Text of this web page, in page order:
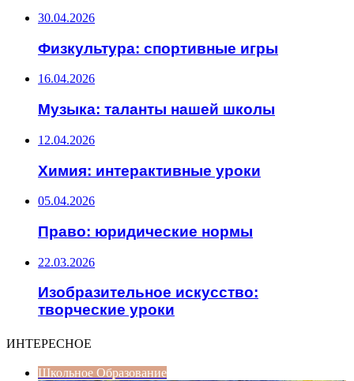
30.04.2026
Физкультура: спортивные игры
16.04.2026
Музыка: таланты нашей школы
12.04.2026
Химия: интерактивные уроки
05.04.2026
Право: юридические нормы
22.03.2026
Изобразительное искусство:
творческие уроки
ИНТЕРЕСНОЕ
Школьное Образование